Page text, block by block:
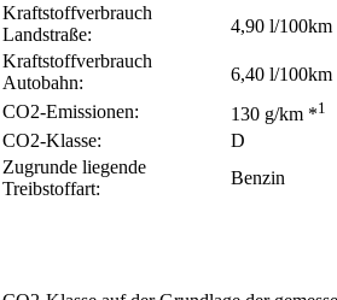
Kraftstoffverbrauch
Landstraße:
4,90 l/100km
Kraftstoffverbrauch
Autobahn:
6,40 l/100km
CO2-Emissionen: 130 g/km *1
CO2-Klasse:
D
Zugrunde liegende
Treibstoffart:
Benzin